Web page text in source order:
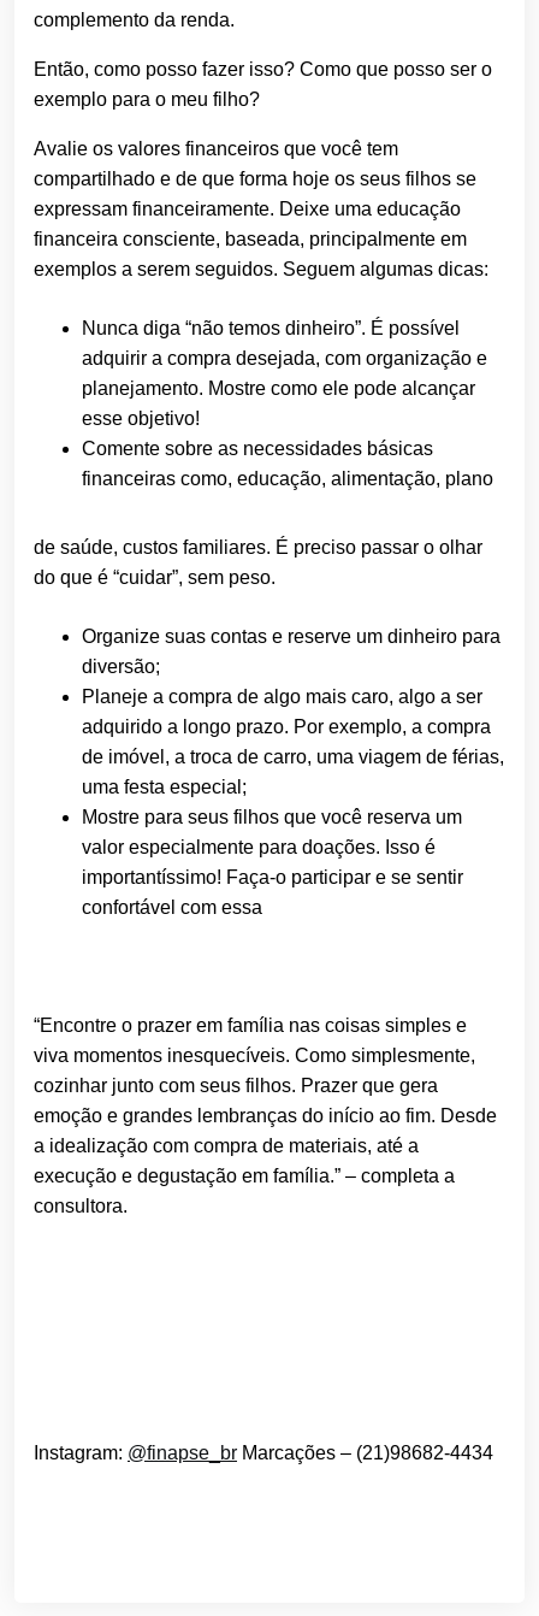
complemento da renda.
Então, como posso fazer isso? Como que posso ser o
exemplo para o meu filho?
Avalie os valores financeiros que você tem
compartilhado e de que forma hoje os seus filhos se
expressam financeiramente. Deixe uma educação
financeira consciente, baseada, principalmente em
exemplos a serem seguidos. Seguem algumas dicas:
Nunca diga “não temos dinheiro”. É possível
adquirir a compra desejada, com organização e
planejamento. Mostre como ele pode alcançar
esse objetivo!
Comente sobre as necessidades básicas
financeiras como, educação, alimentação, plano
de saúde, custos familiares. É preciso passar o olhar
do que é “cuidar”, sem peso.
Organize suas contas e reserve um dinheiro para
diversão;
Planeje a compra de algo mais caro, algo a ser
adquirido a longo prazo. Por exemplo, a compra
de imóvel, a troca de carro, uma viagem de férias,
uma festa especial;
Mostre para seus filhos que você reserva um
valor especialmente para doações. Isso é
importantíssimo! Faça-o participar e se sentir
confortável com essa
“Encontre o prazer em família nas coisas simples e
viva momentos inesquecíveis. Como simplesmente,
cozinhar junto com seus filhos. Prazer que gera
emoção e grandes lembranças do início ao fim. Desde
a idealização com compra de materiais, até a
execução e degustação em família.” – completa a
consultora.
Instagram: @finapse_br Marcações – (21)98682-4434